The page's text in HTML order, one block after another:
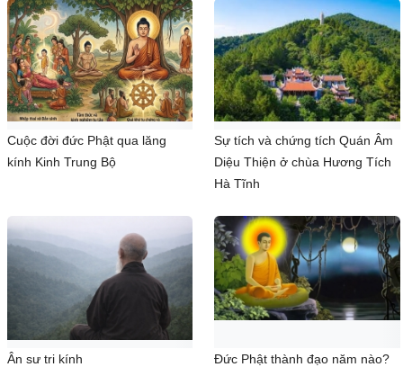
Cuộc đời đức Phật qua lăng
kính Kinh Trung Bộ
Sự tích và chứng tích Quán Âm
Diệu Thiện ở chùa Hương Tích
Hà Tĩnh
Ân sư tri kính Đức Phật thành đạo năm nào?